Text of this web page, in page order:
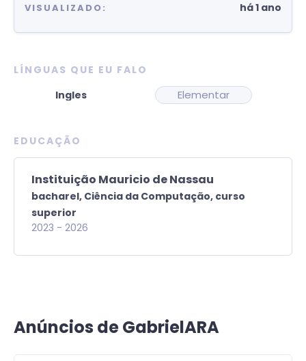
VISUALIZADO: há 1 ano
LÍNGUAS QUE EU FALO
Elementar
EDUCAÇÃO
Instituição Mauricio de Nassau
bacharel, Ciência da Computação, curso
superior
2023 - 2026
Anúncios de GabrielARA